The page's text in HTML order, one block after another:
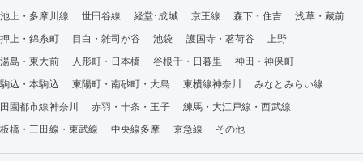
池上・多摩川線
世田谷線 経堂･成城 京王線 森下・住吉
浅草・蔵前
押上・錦糸町
目白・雑司が谷 池袋 護国寺・茗荷谷
上野
湯島・東大前
人形町・日本橋 谷根千・日暮里
神田・神保町
駒込・本駒込
東陽町・南砂町・大島 東横線神奈川
みなとみらい線
田園都市線神奈川
赤羽・十条・王子
練馬・大江戸線・西武線
板橋・三田線・東武線
中央線多摩 京急線 その他